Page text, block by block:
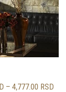
– 4,777.00 RSD